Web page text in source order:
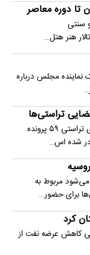
سنتی
نماینده مجلس درباره
تراستی‌ها
دادستان تهران گفت: تاکنون برای مدیران شرکت‌های تراستی ۵۹ پرونده
مربوط به
برای حضور…
کرد
کاهش عرضه نفت از